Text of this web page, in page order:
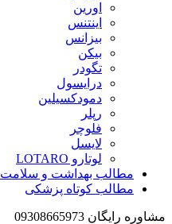
اورین
اینتنس
بیزانس
بیکن
تگودر
درایسول
دمودکسیلین
رپلر
فلوچر
لایسل
لوتارو LOTARO
مطالب بهداشت و سلامت
مطالب کوتاه پزشکی
مشاوره رایگان 09308665973